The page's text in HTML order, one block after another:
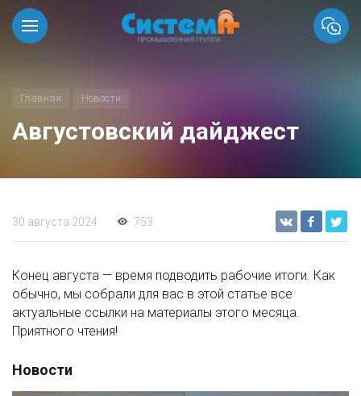
Главная Новости
Августовский дайджест
30 августа 2024 753
Конец августа — время подводить рабочие итоги. Как
обычно, мы собрали для вас в этой статье все
актуальные ссылки на материалы этого месяца.
Приятного чтения!
Новости